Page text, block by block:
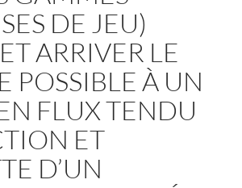
DE JEU)
ARRIVER LE
POSSIBLE À UN
FLUX TENDU
ET
D’UN